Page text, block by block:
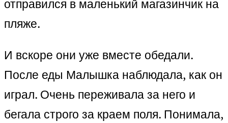
отправился в маленький магазинчик на
пляже.
И вскоре они уже вместе обедали.
После еды Малышка наблюдала, как он
играл. Очень переживала за него и
бегала строго за краем поля. Понимала,